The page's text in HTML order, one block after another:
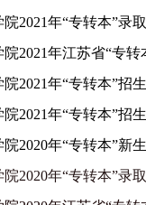
2021年“专转本”录
2021年江苏省“专
2021年“专转本”招
2021年“专转本”招
2020年“专转本”新
2020年“专转本”录